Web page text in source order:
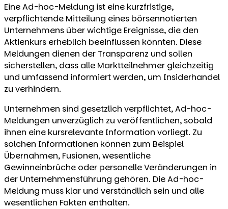
Eine Ad-hoc-Meldung ist eine kurzfristige,
verpflichtende Mitteilung eines börsennotierten
Unternehmens über wichtige Ereignisse, die den
Aktienkurs erheblich beeinflussen könnten. Diese
Meldungen dienen der Transparenz und sollen
sicherstellen, dass alle Marktteilnehmer gleichzeitig
und umfassend informiert werden, um Insiderhandel
zu verhindern.
Unternehmen sind gesetzlich verpflichtet, Ad-hoc-
Meldungen unverzüglich zu veröffentlichen, sobald
ihnen eine kursrelevante Information vorliegt. Zu
solchen Informationen können zum Beispiel
Übernahmen, Fusionen, wesentliche
Gewinneinbrüche oder personelle Veränderungen in
der Unternehmensführung gehören. Die Ad-hoc-
Meldung muss klar und verständlich sein und alle
wesentlichen Fakten enthalten.